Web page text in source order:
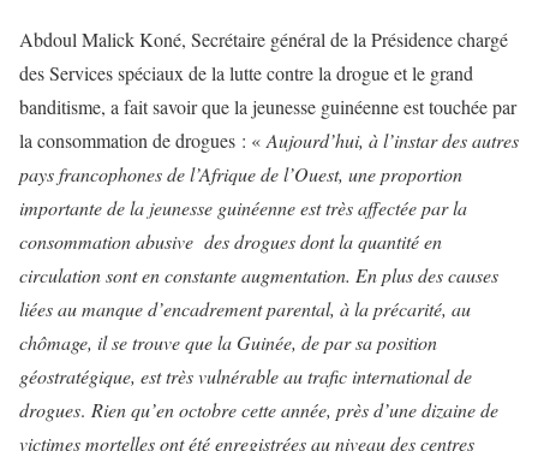
Abdoul Malick Koné, Secrétaire général de la Présidence chargé
des Services spéciaux de la lutte contre la drogue et le grand
banditisme, a fait savoir que la jeunesse guinéenne est touchée par
la consommation de drogues : « Aujourd’hui, à l’instar des autres
pays francophones de l’Afrique de l’Ouest, une proportion
importante de la jeunesse guinéenne est très affectée par la
consommation abusive des drogues dont la quantité en
circulation sont en constante augmentation. En plus des causes
liées au manque d’encadrement parental, à la précarité, au
chômage, il se trouve que la Guinée, de par sa position
géostratégique, est très vulnérable au trafic international de
drogues. Rien qu’en octobre cette année, près d’une dizaine de
victimes mortelles ont été enregistrées au niveau des centres